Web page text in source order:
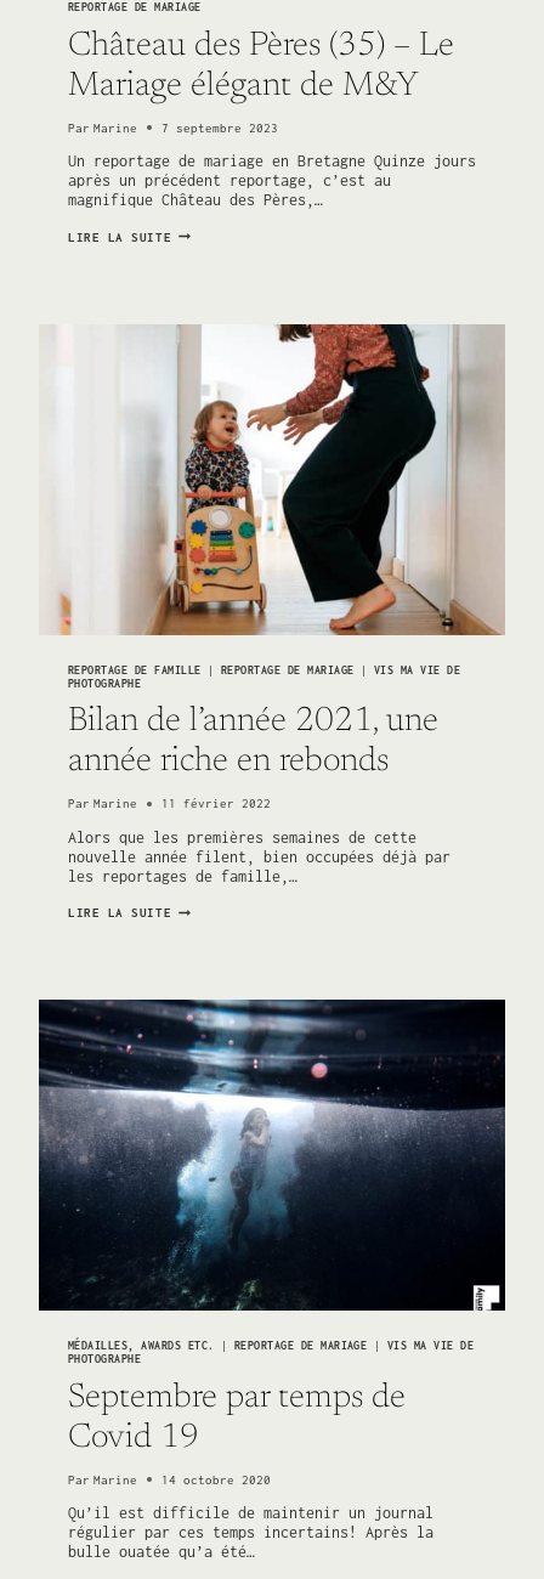
REPORTAGE DE MARIAGE
Château des Pères (35) – Le
Mariage élégant de M&Y
Par Marine 7 septembre 2023
Un reportage de mariage en Bretagne Quinze jours
après un précédent reportage, c’est au
magnifique Château des Pères,…
LIRE LA SUITE CHÂTEAU
MARIAGE
ÉLÉGANT
REPORTAGE DE FAMILLE REPORTAGE DE MARIAGE
VIS MA VIE DE
PHOTOGRAPHE
Bilan de l’année 2021, une
année riche en rebonds
Par Marine 11 février 2022
Alors que les premières semaines de cette
nouvelle année filent, bien occupées déjà par
les reportages de famille,…
LIRE LA SUITE BILAN
RICHE
EN
REBONDS
MÉDAILLES, AWARDS ETC. REPORTAGE DE MARIAGE
VIS MA VIE DE
PHOTOGRAPHE
Septembre par temps de
Covid 19
Par Marine 14 octobre 2020
Qu’il est difficile de maintenir un journal
régulier par ces temps incertains! Après la
bulle ouatée qu’a été…